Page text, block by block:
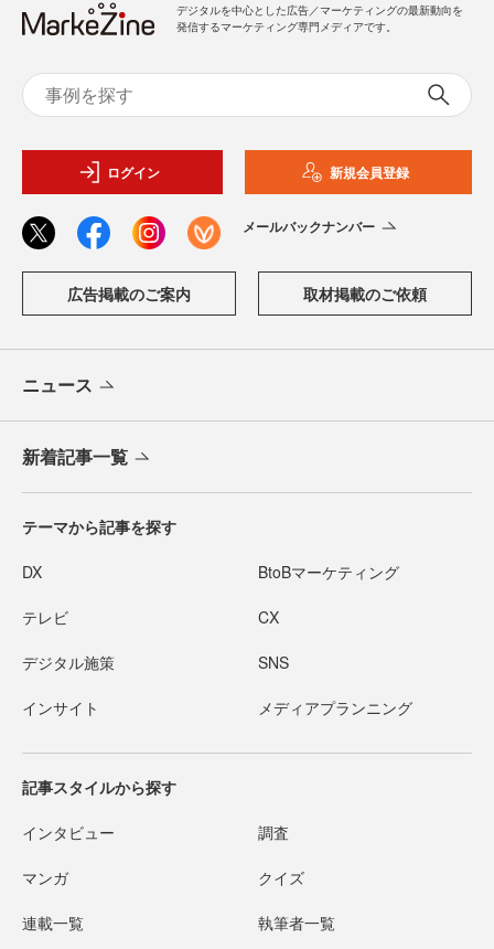
デジタルを中心とした広告／マーケティングの最新動向を
発信するマーケティング専門メディアです。
ログイン 新規会員登録
メールバックナンバー
広告掲載のご案内 取材掲載のご依頼
ニュース
新着記事一覧
テーマから記事を探す
DX BtoBマーケティング
テレビ CX
デジタル施策 SNS
インサイト メディアプランニング
記事スタイルから探す
インタビュー 調査
マンガ クイズ
連載一覧 執筆者一覧